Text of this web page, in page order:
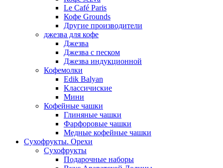
Le Café Paris
Кофе Grounds
Другие производители
джезва для кофе
Джезва
Джезва с песком
Джезва индукционной
Кофемолки
Edik Balyan
Классичиские
Мини
Кофейные чашки
Глиняные чашки
Фарфоровые чашки
Медные кофейные чашки
Сухофрукты. Орехи
Сухофрукты
Подарочные наборы